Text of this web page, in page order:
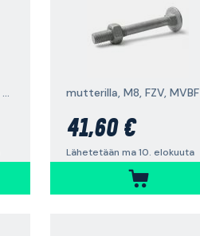
10 mm, M6S 8.8, FZV ISO 4014 mutterilla, M8, FZV, MVBF
41,60 €
Lähetetään ma 10. elokuuta